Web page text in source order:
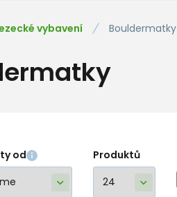
vybavení Bouldermatky
od Produktů